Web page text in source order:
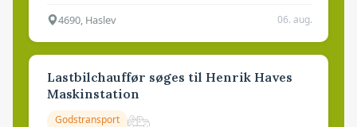
4690, Haslev 06. aug.
Lastbilchauffør søges til Henrik Haves
Maskinstation
Godstransport